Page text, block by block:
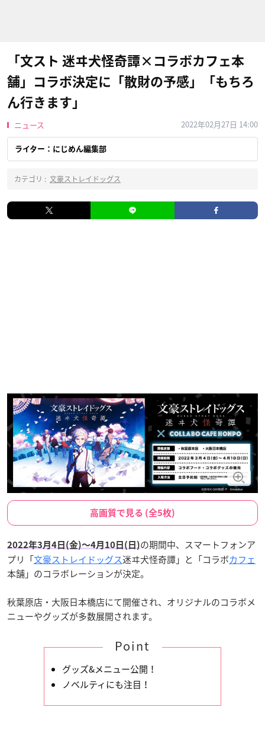
「文スト 迷ヰ犬怪奇譚×コラボカフェ本
舗」コラボ決定に「散財の予感」「もちろ
ん行きます」
ニュース 2022年02月27日 14:00
ライター：にじめん編集部
カテゴリ : 文豪ストレイドッグス
高画質で見る (全5枚)
2022年3月4日(金)〜4月10日(日)の期間中、スマートフォンア
プリ「文豪ストレイドッグス迷ヰ犬怪奇譚」と「コラボカフェ
本舗」のコラボレーションが決定。
秋葉原店・大阪日本橋店にて開催され、オリジナルのコラボメ
ニューやグッズが多数展開されます。
Point
グッズ&メニュー公開！
ノベルティにも注目！